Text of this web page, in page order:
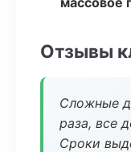
Отзывы
Сложные
раза, все
Сроки